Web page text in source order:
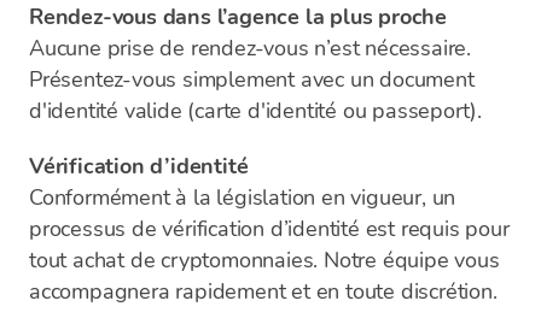
Rendez-vous dans l’agence la plus proche
Aucune prise de rendez-vous n’est nécessaire.
Présentez-vous simplement avec un document
d'identité valide (carte d'identité ou passeport).
Vérification d’identité
Conformément à la législation en vigueur, un
processus de vérification d’identité est requis pour
tout achat de cryptomonnaies. Notre équipe vous
accompagnera rapidement et en toute discrétion.